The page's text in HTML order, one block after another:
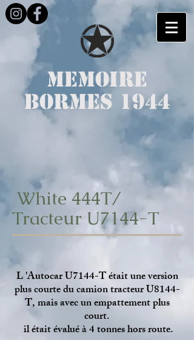
MEMOIRE
BORMES 1944
White 444T/
Tracteur U7144-T
L 'Autocar U7144-T était une version
plus courte du camion tracteur U8144-
T, mais avec un empattement plus
court.
il était évalué à 4 tonnes hors route.